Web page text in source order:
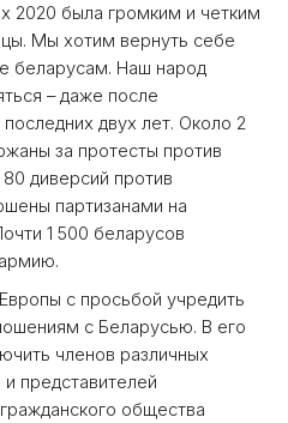
2020 была громким и четким
Мы хотим вернуть себе
беларусам. Наш народ
– даже после
двух лет. Около 2
за протесты против
диверсий против
партизанами на
1 500 беларусов
с просьбой учредить
с Беларусью. В его
членов различных
представителей
общества